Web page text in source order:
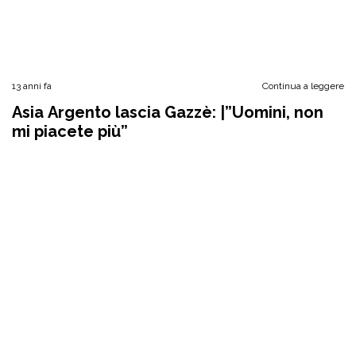
13 anni fa Continua a leggere
Asia Argento lascia Gazzè: |”Uomini, non
mi piacete più”